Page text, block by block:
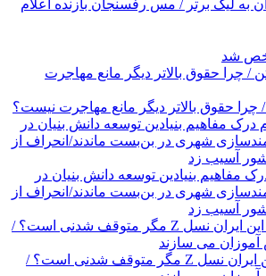
به لیگ برتر / مس رفسنجان بازنده اعلام
شد
چرا حقوق بالاتر دیگر مانع مهاجرت نیست؟
مفاهیم بنیادین توسعه دانش بنیان در
شهری در بن‌بست ماندند/انحراف از
سیلیکن ولیِ تهران؛ این ایران نسل Z مگر متوقف شدنی است؟ /